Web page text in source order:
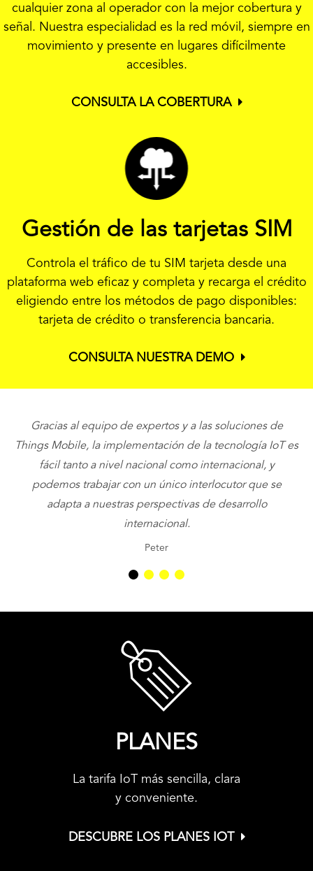
cualquier zona al operador con la mejor cobertura y
señal. Nuestra especialidad es la red móvil, siempre en
movimiento y presente en lugares difícilmente
accesibles.
CONSULTA LA COBERTURA
Gestión de las tarjetas SIM
Controla el tráfico de tu SIM tarjeta desde una
plataforma web eficaz y completa y recarga el crédito
eligiendo entre los métodos de pago disponibles:
tarjeta de crédito o transferencia bancaria.
CONSULTA NUESTRA DEMO
Gracias al equipo de expertos y a las soluciones de
Things Mobile, la implementación de la tecnología IoT es
fácil tanto a nivel nacional como internacional, y
podemos trabajar con un único interlocutor que se
adapta a nuestras perspectivas de desarrollo
internacional.
Peter
PLANES
La tarifa IoT más sencilla, clara
y conveniente.
DESCUBRE LOS PLANES IOT